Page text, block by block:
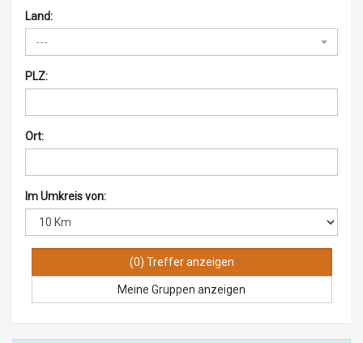
Land:
---
PLZ:
Ort:
Im Umkreis von:
Meine Gruppen anzeigen